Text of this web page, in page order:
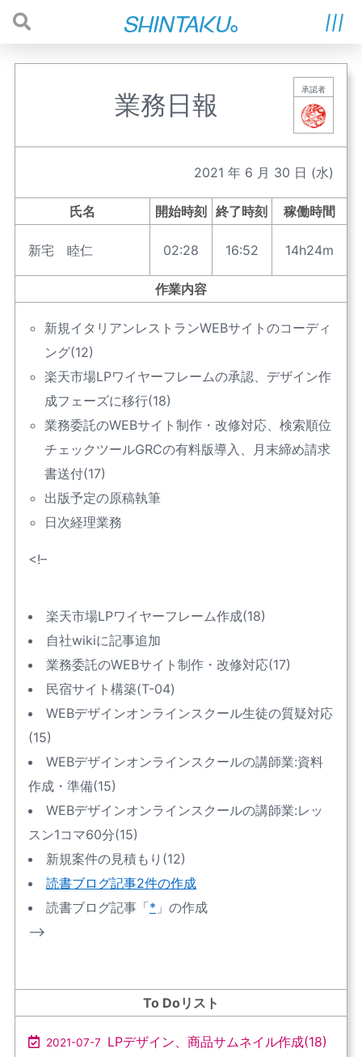
業務日報 承認者
2021 年 6 月 30 日 (水)
氏名 開始時刻 終了時刻 稼働時間
新宅 睦仁 02:28 16:52 14h24m
作業内容
新規イタリアンレストランWEBサイトのコーディ
ング(12)
楽天市場LPワイヤーフレームの承認、デザイン作
成フェーズに移行(18)
業務委託のWEBサイト制作・改修対応、検索順位
チェックツールGRCの有料版導入、月末締め請求
書送付(17)
出版予定の原稿執筆
日次経理業務
<!–
楽天市場LPワイヤーフレーム作成(18)
自社wikiに記事追加
業務委託のWEBサイト制作・改修対応(17)
民宿サイト構築(T-04)
WEBデザインオンラインスクール生徒の質疑対応
(15)
WEBデザインオンラインスクールの講師業:資料
作成・準備(15)
WEBデザインオンラインスクールの講師業:レッ
スン1コマ60分(15)
新規案件の見積もり(12)
読書ブログ記事2件の作成
読書ブログ記事「* 」の作成
–>
To Doリスト
2021-07-7 LPデザイン、商品サムネイル作成(18)